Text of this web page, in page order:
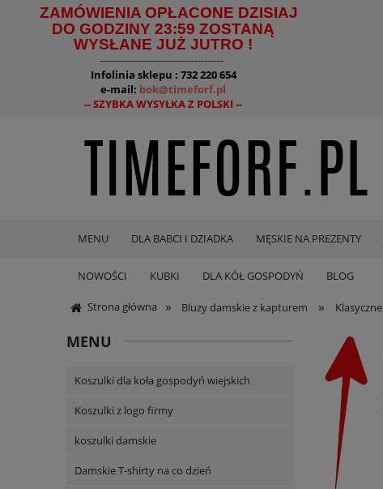
ZAMÓWIENIA OPŁACONE DZISIAJ
DO GODZINY 23:59 ZOSTANĄ
WYSŁANE JUŻ JUTRO !
--------------------------------------
Infolinia sklepu : 732 220 654
e-mail: bok@timeforf.pl
-- SZYBKA WYSYŁKA Z POLSKI --
MENU DLA BABCI I DZIADKA MĘSKIE NA PREZENTY
NOWOŚCI KUBKI DLA KÓŁ GOSPODYŃ BLOG
Strona główna » Bluzy damskie z kapturem » Klasyczne
MENU
Koszulki dla koła gospodyń wiejskich
Koszulki z logo firmy
koszulki damskie
Damskie T-shirty na co dzień